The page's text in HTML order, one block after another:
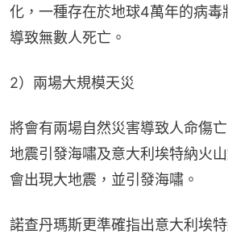
化，一種存在於地球4萬年的病毒
導致無數人死亡。
2）兩場大規模天災
將會有兩場自然災害導致人命傷
地震引發海嘯及意大利埃特納火
會出現大地震，並引發海嘯。
諾查丹瑪斯更準確指出意大利埃